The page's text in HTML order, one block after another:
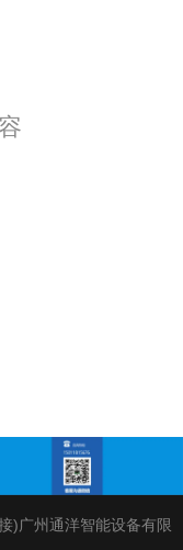
)广州通洋智能设备有限